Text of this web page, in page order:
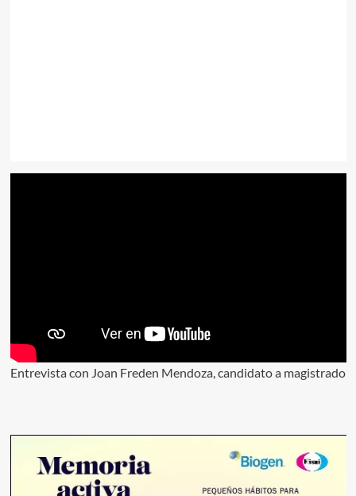
Entrevista con Joan Freden Mendoza, candidato a magistrado